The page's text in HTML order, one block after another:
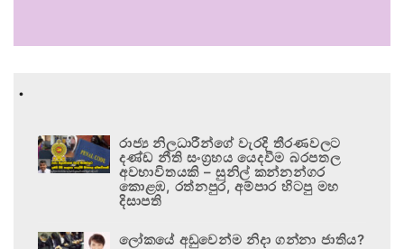
.
රාජ්‍ය නිලධාරීන්ගේ වැරදි තීරණවලට
දණ්ඩ නීති සංග්‍රහය යෙදවීම බරපතල
අවභාවිතයකි – සුනිල් කන්නන්ගර
කොළඹ, රත්නපුර, අම්පාර හිටපු මහ
දිසාපති
ලෝකයේ අඩුවෙන්ම නිදා ගන්නා ජාතිය?